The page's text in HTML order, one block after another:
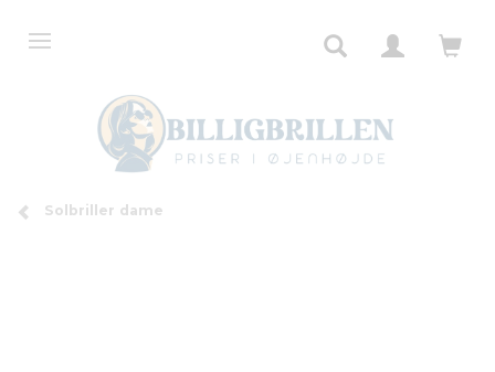
Solbriller dame